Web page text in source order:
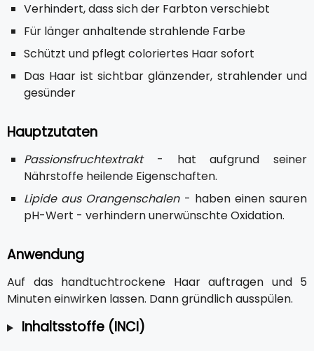
Verhindert, dass sich der Farbton verschiebt
Für länger anhaltende strahlende Farbe
Schützt und pflegt coloriertes Haar sofort
Das Haar ist sichtbar glänzender, strahlender und
gesünder
Hauptzutaten
Passionsfruchtextrakt- hat aufgrund seiner
Nährstoffe heilende Eigenschaften.
Lipide aus Orangenschalen- haben einen sauren
pH-Wert - verhindern unerwünschte Oxidation.
Anwendung
Auf das handtuchtrockene Haar auftragen und 5
Minuten einwirken lassen. Dann gründlich ausspülen.
Inhaltsstoffe (INCI)